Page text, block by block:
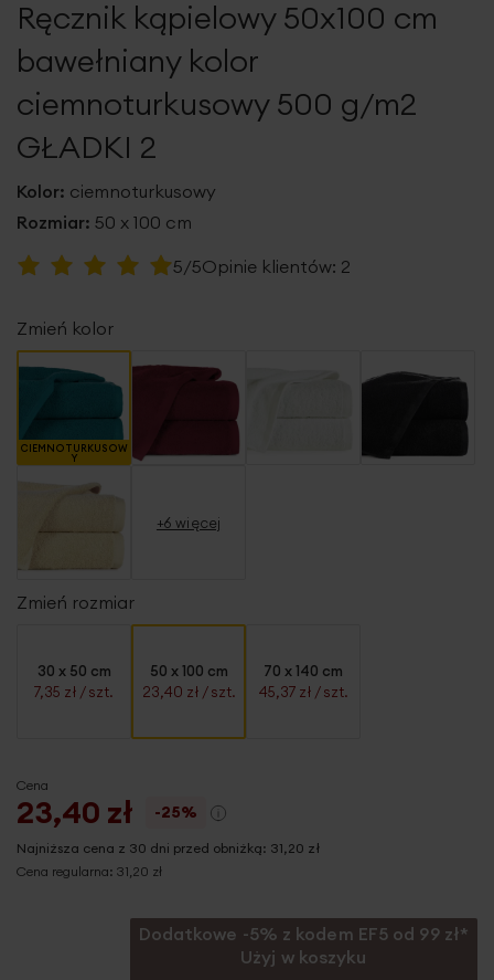
galeriiRęcznik kąpielowy 50x100 cm
bawełniany kolor
ciemnoturkusowy 500 g/m2
GŁADKI 2
Kolor: ciemnoturkusowy
Rozmiar: 50 x 100 cm
Ocena:
5/5Opinie klientów: 2
Zmień kolor
CIEMNOTURKUSOW
Y
+6 więcej
Zmień rozmiar
30 x 50 cm
7,35 zł / szt.
50 x 100 cm
23,40 zł / szt.
70 x 140 cm
45,37 zł / szt.
Cena
23,40 zł -25%
Najniższa cena z 30 dni przed obniżką: 31,20 zł
Cena regularna: 31,20 zł
Dodatkowe -5% z kodem EF5 od 99 zł*
Użyj w koszyku